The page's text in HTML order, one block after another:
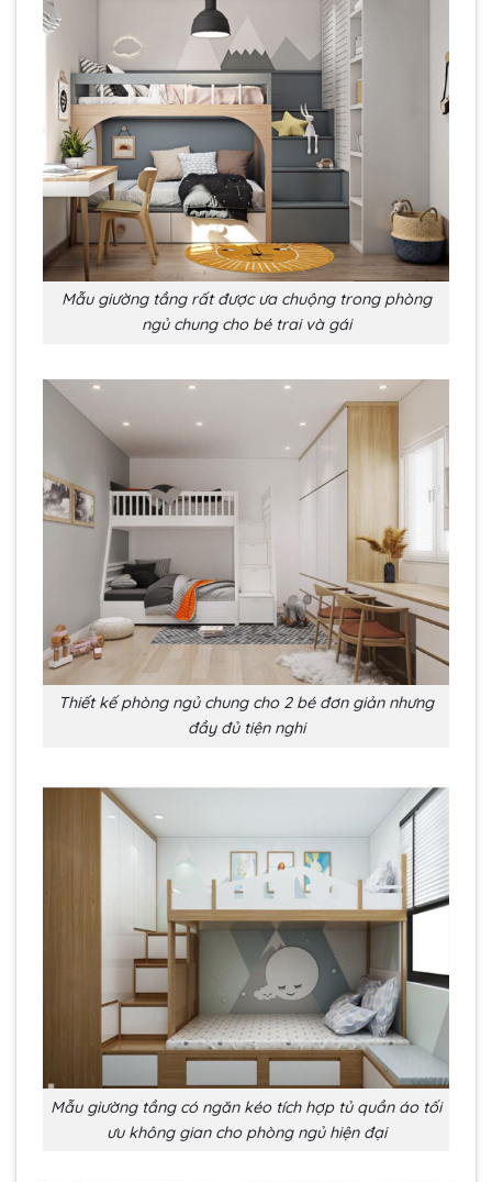
Mẫu giường tầng rất được ưa chuộng trong phòng
ngủ chung cho bé trai và gái
Thiết kế phòng ngủ chung cho 2 bé đơn giản nhưng
đầy đủ tiện nghi
Mẫu giường tầng có ngăn kéo tích hợp tủ quần áo tối
ưu không gian cho phòng ngủ hiện đại